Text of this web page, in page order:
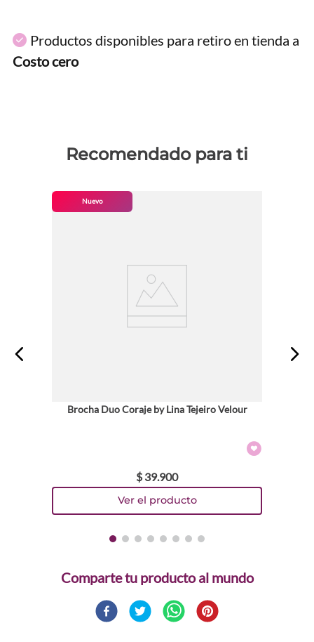
Productos disponibles para retiro en tienda a
Costo cero
Recomendado para ti
Nuevo
Brocha Duo Coraje by Lina Tejeiro Velour
$ 39.900
Comparte